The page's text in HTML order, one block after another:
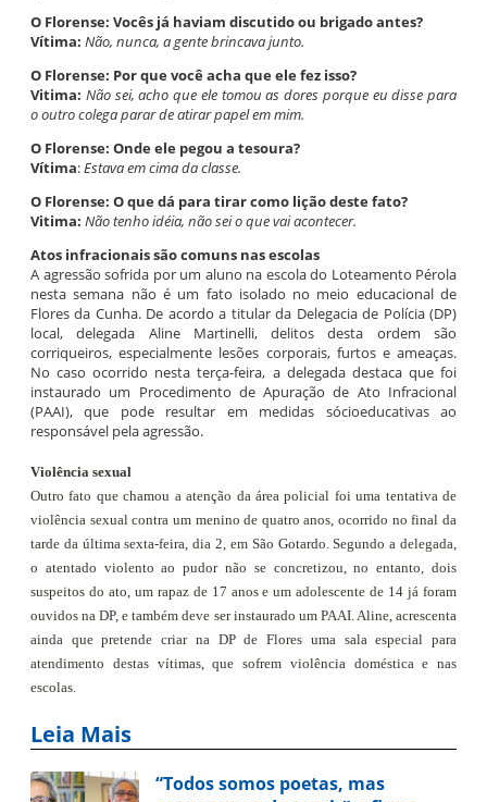
O Florense: Vocês já haviam discutido ou brigado antes?
Vítima: Não, nunca, a gente brincava junto.
O Florense: Por que você acha que ele fez isso?
Vitima: Não sei, acho que ele tomou as dores porque eu disse para
o outro colega parar de atirar papel em mim.
O Florense: Onde ele pegou a tesoura?
Vítima:Estava em cima da classe.
O Florense: O que dá para tirar como lição deste fato?
Vitima: Não tenho idéia, não sei o que vai acontecer.
Atos infracionais são comuns nas escolas
A agressão sofrida por um aluno na escola do Loteamento Pérola
nesta semana não é um fato isolado no meio educacional de
Flores da Cunha. De acordo a titular da Delegacia de Polícia (DP)
local, delegada Aline Martinelli, delitos desta ordem são
corriqueiros, especialmente lesões corporais, furtos e ameaças.
No caso ocorrido nesta terça-feira, a delegada destaca que foi
instaurado um Procedimento de Apuração de Ato Infracional
(PAAI), que pode resultar em medidas sócioeducativas ao
responsável pela agressão.
Violência sexual
Outro fato que chamou a atenção da área policial foi uma tentativa de
violência sexual contra um menino de quatro anos, ocorrido no final da
tarde da última sexta-feira, dia 2, em São Gotardo. Segundo a delegada,
o atentado violento ao pudor não se concretizou, no entanto, dois
suspeitos do ato, um rapaz de 17 anos e um adolescente de 14 já foram
ouvidos na DP, e também deve ser instaurado um PAAI. Aline, acrescenta
ainda que pretende criar na DP de Flores uma sala especial para
atendimento destas vítimas, que sofrem violência doméstica e nas
escolas.
Leia Mais
“Todos somos poetas, mas